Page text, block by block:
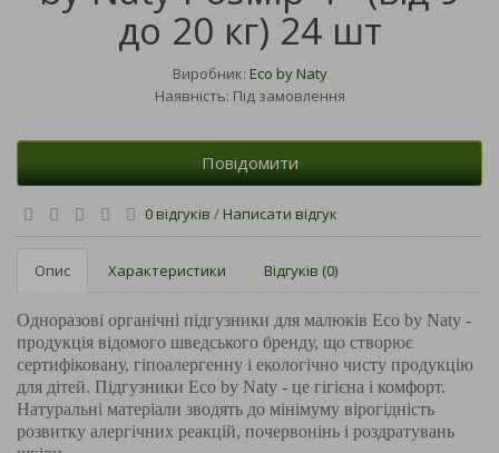
до 20 кг) 24 шт
Виробник: Eco by Naty
Наявність: Під замовлення
Повідомити
0 відгуків /Написати відгук
Опис Характеристики Відгуків (0)
Одноразові органічні підгузники для малюків Eco by Naty -
продукція відомого шведського бренду, що створює
сертифіковану, гіпоалергенну і екологічно чисту продукцію
для дітей. Підгузники Eco by Naty - це гігієна і комфорт.
Натуральні матеріали зводять до мінімуму вірогідність
розвитку алергічних реакцій, почервонінь і роздратувань